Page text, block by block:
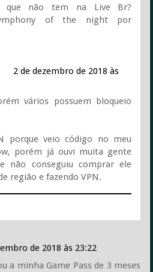
que não tem na Live Br?
of the night por
2 de dezembro de 2018 às
vários possuem bloqueio
porque veio código no meu
porém já ouvi muita gente
não conseguiu comprar ele
região e fazendo VPN.
de 2018 às 23:22
a minha Game Pass de 3 meses